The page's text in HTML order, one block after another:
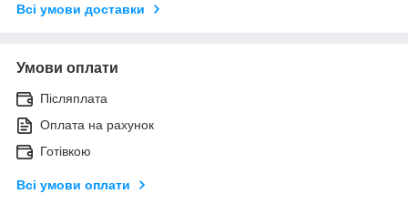
Всі умови доставки
Умови оплати
Післяплата
Оплата на рахунок
Готівкою
Всі умови оплати